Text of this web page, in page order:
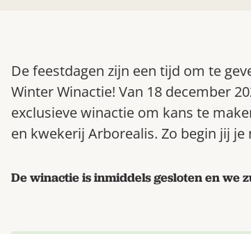
De feestdagen zijn een tijd om te
Winter Winactie! Van 18 december
exclusieve winactie om kans te
en kwekerij Arborealis. Zo begin jij
De winactie is inmiddels gesloten en